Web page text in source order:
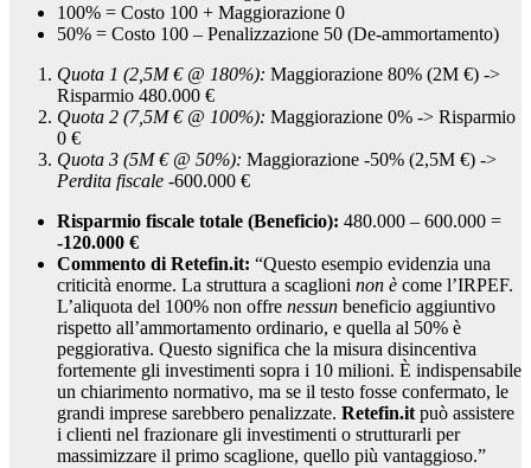
100% = Costo 100 + Maggiorazione 0
50% = Costo 100 – Penalizzazione 50 (De-ammortamento)
Quota 1 (2,5M € @ 180%): Maggiorazione 80% (2M €) ->
Risparmio 480.000 €
Quota 2 (7,5M € @ 100%): Maggiorazione 0% -> Risparmio
0 €
Quota 3 (5M € @ 50%): Maggiorazione -50% (2,5M €) ->
Perdita fiscale -600.000 €
Risparmio fiscale totale (Beneficio): 480.000 – 600.000 =
-120.000 €
Commento di Retefin.it: “Questo esempio evidenzia una
criticità enorme. La struttura a scaglioni non è come l’IRPEF.
L’aliquota del 100% non offre nessun beneficio aggiuntivo
rispetto all’ammortamento ordinario, e quella al 50% è
peggiorativa. Questo significa che la misura disincentiva
fortemente gli investimenti sopra i 10 milioni. È indispensabile
un chiarimento normativo, ma se il testo fosse confermato, le
grandi imprese sarebbero penalizzate. Retefin.it può assistere
i clienti nel frazionare gli investimenti o strutturarli per
massimizzare il primo scaglione, quello più vantaggioso.”